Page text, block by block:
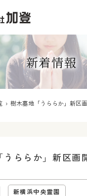
新着情報
› 樹木墓地「うららか」新区
うららか」新区
新横浜中央霊園